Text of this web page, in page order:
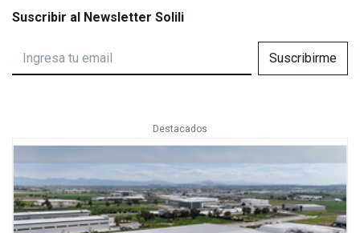
Suscribir al Newsletter Solili
Suscribirme
Destacados